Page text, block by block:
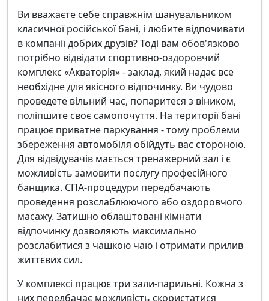
Ви вважаєте себе справжнім шанувальником
класичної російської бані, і любите відпочивати
в компанії добрих друзів? Тоді вам обов'язково
потрібно відвідати спортивно-оздоровчий
комплекс «Акваторія» - заклад, який надає все
необхідне для якісного відпочинку. Ви чудово
проведете вільний час, попаритеся з віником,
поліпшите своє самопочуття. На території бані
працює приватне паркування - тому проблеми
збереження автомобіля обійдуть вас стороною.
Для відвідувачів мається тренажерний зал і є
можливість замовити послугу професійного
банщика. СПА-процедури передбачають
проведення розслаблюючого або оздоровчого
масажу. Затишно облаштовані кімнати
відпочинку дозволяють максимально
розслабитися з чашкою чаю і отримати прилив
життєвих сил.
У комплексі працює три зали-парильні. Кожна з
них передбачає можливість скористатися